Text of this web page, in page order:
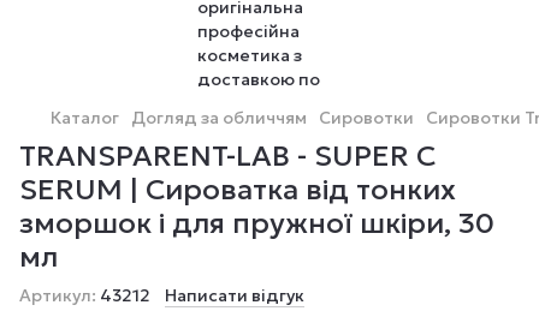
Каталог Догляд за обличчям Сировотки Сировотки
TRANSPARENT-LAB - SUPER C
SERUM | Сироватка від тонких
зморшок і для пружної шкіри, 30
мл
Артикул: 43212 Написати відгук